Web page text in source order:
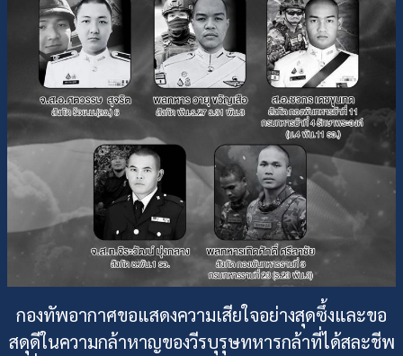
กองทัพอากาศขอแสดงความเสียใจอย่างสุดซึ้งและขอ
สดุดีในความกล้าหาญของวีรบุรุษทหารกล้าที่ได้สละชีพ